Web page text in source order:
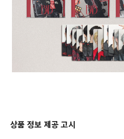
상품 정보 제공 고시